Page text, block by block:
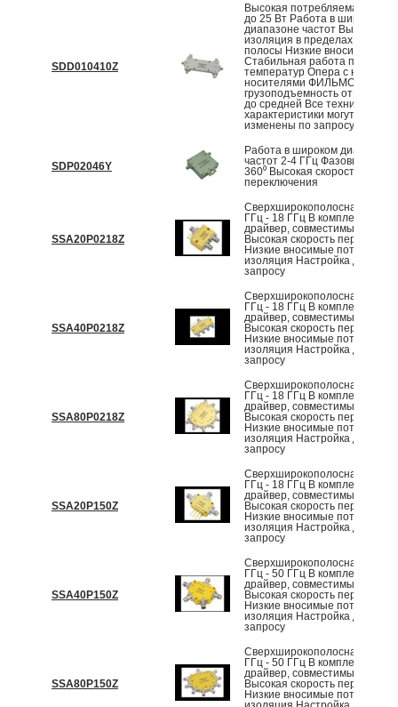
SDD010410Z
Высокая потребляемая
до 25 Вт Работа в широком
диапазоне частот Высокая
изоляция в пределах рабочей
полосы Низкие вносимые
Стабильная работа при
температур Опера с
носителями ФИЛЬМОВ
грузоподъемность от
до средней Все технические
характеристики могут быть
изменены по запросу
SDP02046Y
Работа в широком диапазоне
частот 2-4 ГГц Фазовый сдвиг
360⁰ Высокая скорость
переключения
SSA20P0218Z
Сверхширокополосная
ГГц - 18 ГГц В комплект
драйвер, совместимый с TTL
Высокая скорость
Низкие вносимые потери и
изоляция Настройка
запросу
SSA40P0218Z
Сверхширокополосная
ГГц - 18 ГГц В комплект
драйвер, совместимый с TTL
Высокая скорость
Низкие вносимые потери и
изоляция Настройка
запросу
SSA80P0218Z
Сверхширокополосная
ГГц - 18 ГГц В комплект
драйвер, совместимый с TTL
Высокая скорость
Низкие вносимые потери и
изоляция Настройка
запросу
SSA20P150Z
Сверхширокополосная
ГГц - 18 ГГц В комплект
драйвер, совместимый с TTL
Высокая скорость
Низкие вносимые потери и
изоляция Настройка
запросу
SSA40P150Z
Сверхширокополосная
ГГц - 50 ГГц В комплект
драйвер, совместимый с TTL
Высокая скорость
Низкие вносимые потери и
изоляция Настройка
запросу
SSA80P150Z
Сверхширокополосная
ГГц - 50 ГГц В комплект
драйвер, совместимый с TTL
Высокая скорость
Низкие вносимые потери и